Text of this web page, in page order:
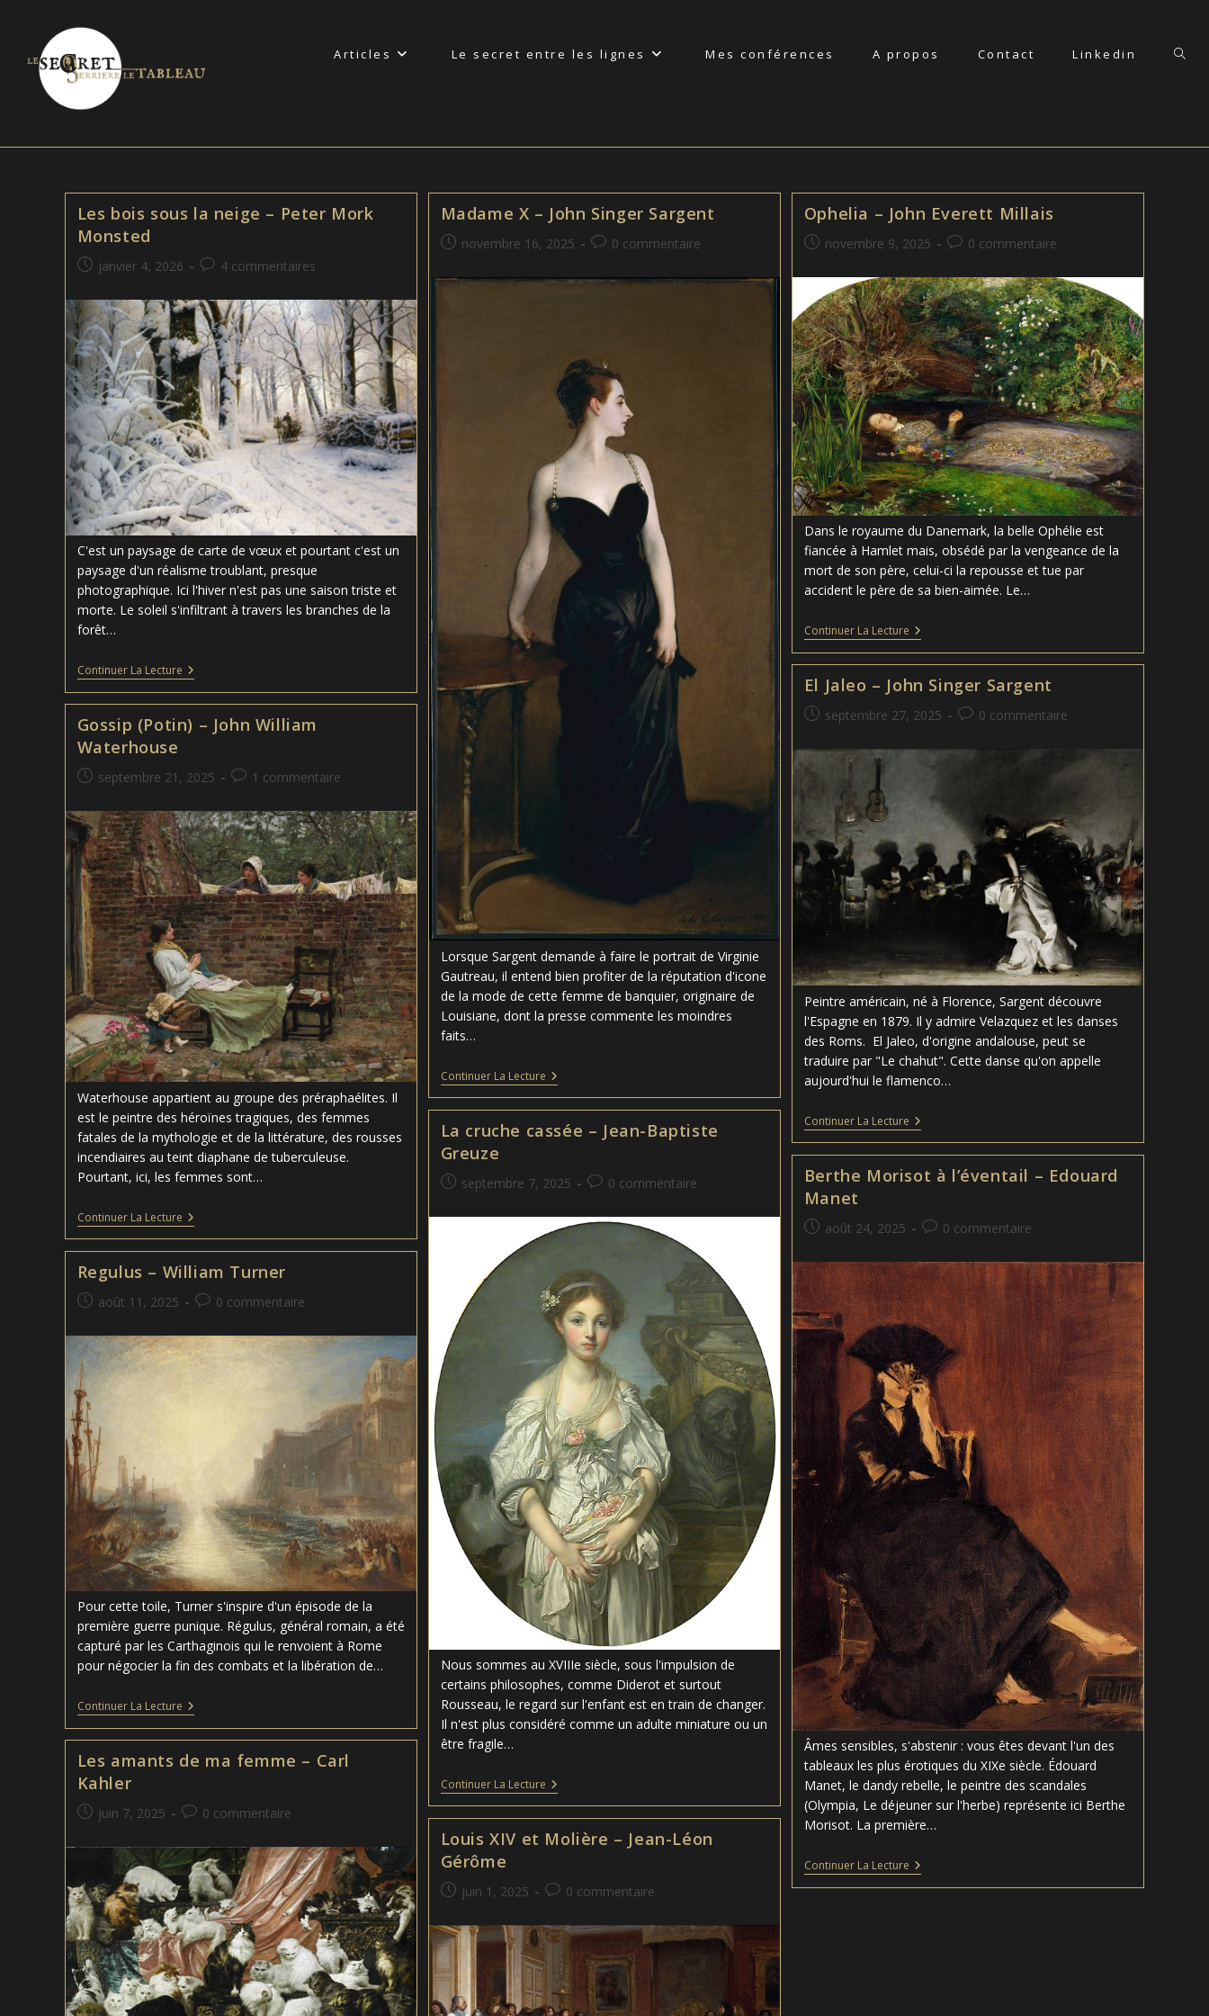
content
Articles Le secret entre les lignes Mes conférences A propos Contact Linkedin
Les bois sous la neige – Peter Mork
Monsted
Publication
janvier 4, 2026
Commentaires
la
publication :
4 commentaires
C'est un paysage de carte de vœux et pourtant c'est un
paysage d'un réalisme troublant, presque
photographique. Ici l'hiver n'est pas une saison triste et
morte. Le soleil s'infiltrant à travers les branches de la
forêt…
Continuer La LectureLes
Bois
Sous
Neige
Mork
Monsted
Madame X – John Singer Sargent
Publication
novembre 16, 2025
Commentaires
la
0 commentaire
Lorsque Sargent demande à faire le portrait de Virginie
Gautreau, il entend bien profiter de la réputation d'icone
de la mode de cette femme de banquier, originaire de
Louisiane, dont la presse commente les moindres
faits…
Continuer La LectureMadame
X
Singer
Ophelia – John Everett Millais
Publication
novembre 9, 2025
Commentaires
la
publication :
0 commentaire
Dans le royaume du Danemark, la belle Ophélie est
fiancée à Hamlet mais, obsédé par la vengeance de la
mort de son père, celui-ci la repousse et tue par
accident le père de sa bien-aimée. Le…
Continuer La LectureOphelia
–
John
Millais
El Jaleo – John Singer Sargent
Publication
septembre 27, 2025
Commentaires
la
0 commentaire
Peintre américain, né à Florence, Sargent découvre
l'Espagne en 1879. Il y admire Velazquez et les danses
des Roms. El Jaleo, d'origine andalouse, peut se
traduire par "Le chahut". Cette danse qu'on appelle
aujourd'hui le flamenco…
Continuer La LectureEl
Jaleo
Singer
Gossip (Potin) – John William
Waterhouse
Publication
septembre 21, 2025
Commentaires
la
publication :
1 commentaire
Waterhouse appartient au groupe des préraphaélites. Il
est le peintre des héroïnes tragiques, des femmes
fatales de la mythologie et de la littérature, des rousses
incendiaires au teint diaphane de tuberculeuse.
Pourtant, ici, les femmes sont…
Continuer La LectureGossip
(Potin)
William
La cruche cassée – Jean-Baptiste
Greuze
Publication
septembre 7, 2025
Commentaires
la
publication :
0 commentaire
Nous sommes au XVIIIe siècle, sous l'impulsion de
certains philosophes, comme Diderot et surtout
Rousseau, le regard sur l'enfant est en train de changer.
Il n'est plus considéré comme un adulte miniature ou un
être fragile…
Continuer La LectureLa
Cruche
Jean-
Berthe Morisot à l’éventail – Edouard
Manet
Publication
août 24, 2025
Commentaires
la
publication :
0 commentaire
Âmes sensibles, s'abstenir : vous êtes devant l'un des
tableaux les plus érotiques du XIXe siècle. Édouard
Manet, le dandy rebelle, le peintre des scandales
(Olympia, Le déjeuner sur l'herbe) représente ici Berthe
Morisot. La première…
Continuer La LectureBerthe
Morisot
Regulus – William Turner
Publication
août 11, 2025
Commentaires
la
publication :
0 commentaire
Pour cette toile, Turner s'inspire d'un épisode de la
première guerre punique. Régulus, général romain, a été
capturé par les Carthaginois qui le renvoient à Rome
pour négocier la fin des combats et la libération de…
Continuer La LectureRegulus
–
Les amants de ma femme – Carl
Kahler
Publication
juin 7, 2025
Commentaires
la
publication :
0 commentaire
Louis XIV et Molière – Jean-Léon
Gérôme
Publication
juin 1, 2025
Commentaires
la
publication :
0 commentaire